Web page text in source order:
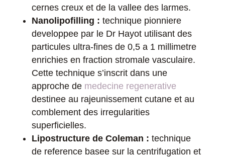
cernes creux et de la vallee des larmes.
Nanolipofilling : technique pionniere
developpee par le Dr Hayot utilisant des
particules ultra-fines de 0,5 a 1 millimetre
enrichies en fraction stromale vasculaire.
Cette technique s’inscrit dans une
approche de medecine regenerative
destinee au rajeunissement cutane et au
comblement des irregularities
superficielles.
Lipostructure de Coleman : technique
de reference basee sur la centrifugation et